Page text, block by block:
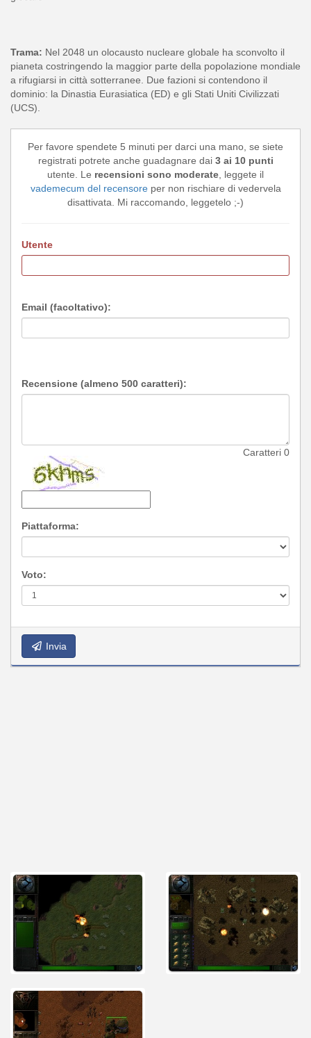
Trama: Nel 2048 un olocausto nucleare globale ha sconvolto il
pianeta costringendo la maggior parte della popolazione mondiale
a rifugiarsi in città sotterranee. Due fazioni si contendono il
dominio: la Dinastia Eurasiatica (ED) e gli Stati Uniti Civilizzati
(UCS).
Per favore spendete 5 minuti per darci una mano, se siete
registrati potrete anche guadagnare dai 3 ai 10 punti
utente. Le recensioni sono moderate , leggete il
vademecum del recensoreper non rischiare di vedervela
disattivata. Mi raccomando, leggetelo ;-)
Utente
Email (facoltativo):
Recensione (almeno 500 caratteri):
Caratteri 0
Piattaforma:
Voto:
Invia